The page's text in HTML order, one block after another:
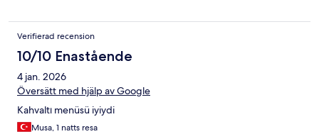
Verifierad recension
10/10 Enastående
4 jan. 2026
Översätt med hjälp av Google
Kahvaltı menüsü iyiydi
Musa, 1 natts resa